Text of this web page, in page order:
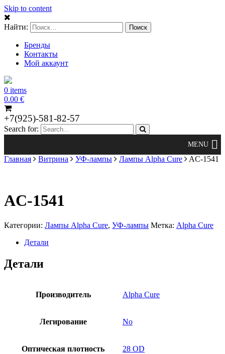
Skip to content
Найти:
Бренды
Контакты
Мой аккаунт
0 items
0.00 €
+7(925)-581-82-57
Search for:
Главная Витрина УФ-лампы Лампы Alpha Cure AC-1541
AC-1541
Категории: Лампы Alpha Cure, УФ-лампы Метка: Alpha Cure
Детали
Детали
Производитель Alpha Cure
Легирование No
Оптическая плотность 28 OD